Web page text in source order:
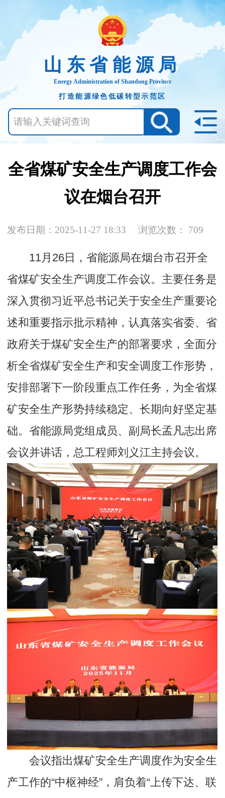
山东省能源局
Energy Administration of Shandong Province
打造能源绿色低碳转型示范区
全省煤矿安全生产调度工作会
议在烟台召开
发布日期：2025-11-27 18:33 浏览次数： 709
11月26日，省能源局在烟台市召开全
省煤矿安全生产调度工作会议。主要任务是
深入贯彻习近平总书记关于安全生产重要论
述和重要指示批示精神，认真落实省委、省
政府关于煤矿安全生产的部署要求，全面分
析全省煤矿安全生产和安全调度工作形势，
安排部署下一阶段重点工作任务，为全省煤
矿安全生产形势持续稳定、长期向好坚定基
础。省能源局党组成员、副局长孟凡志出席
会议并讲话，总工程师刘义江主持会议。
会议指出煤矿安全生产调度作为安全生
产工作的“中枢神经”，肩负着“上传下达、联